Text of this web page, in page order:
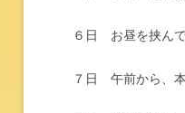
６日 お昼を挟んで
７日 午前から、本